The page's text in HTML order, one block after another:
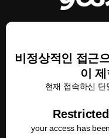
비정상적인 접근
이
현재 접속하신 단
your access has